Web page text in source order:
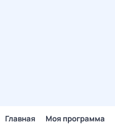
Главная Моя программа